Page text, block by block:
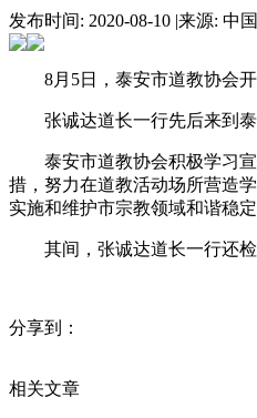
发布时间: 2020-08-10 |来源: 中
8月5日，泰安市道教协会
张诚达道长一行先后来到
泰安市道教协会积极学习
措，努力在道教活动场所营造
实施和维护市宗教领域和谐稳
其间，张诚达道长一行还
分享到：
相关文章